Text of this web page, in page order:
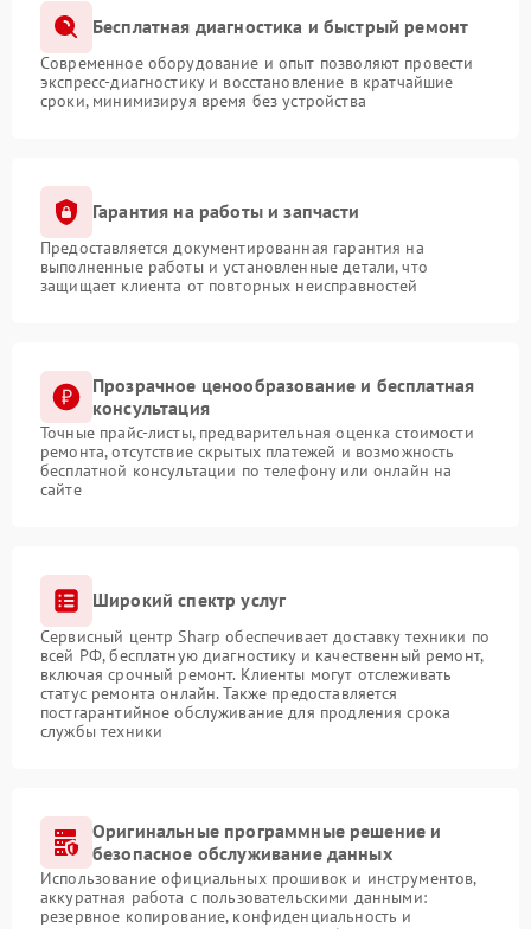
Бесплатная диагностика и быстрый ремонт
Современное оборудование и опыт позволяют провести
экспресс-диагностику и восстановление в кратчайшие
сроки, минимизируя время без устройства
Гарантия на работы и запчасти
Предоставляется документированная гарантия на
выполненные работы и установленные детали, что
защищает клиента от повторных неисправностей
Прозрачное ценообразование и бесплатная
консультация
Точные прайс-листы, предварительная оценка стоимости
ремонта, отсутствие скрытых платежей и возможность
бесплатной консультации по телефону или онлайн на
сайте
Широкий спектр услуг
Сервисный центр Sharp обеспечивает доставку техники по
всей РФ, бесплатную диагностику и качественный ремонт,
включая срочный ремонт. Клиенты могут отслеживать
статус ремонта онлайн. Также предоставляется
постгарантийное обслуживание для продления срока
службы техники
Оригинальные программные решение и
безопасное обслуживание данных
Использование официальных прошивок и инструментов,
аккуратная работа с пользовательскими данными:
резервное копирование, конфиденциальность и